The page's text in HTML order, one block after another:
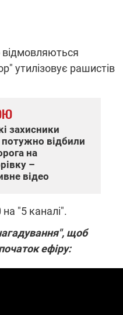
відмовляються
утилізовує рашистів
захисники
потужно відбили
на
–
відео
"5 каналі".
щоб
ефіру: